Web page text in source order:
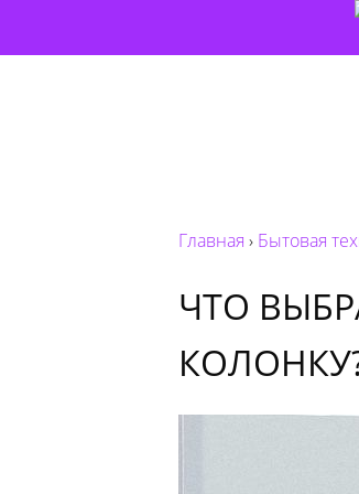
Главная › Бытовая
ЧТО